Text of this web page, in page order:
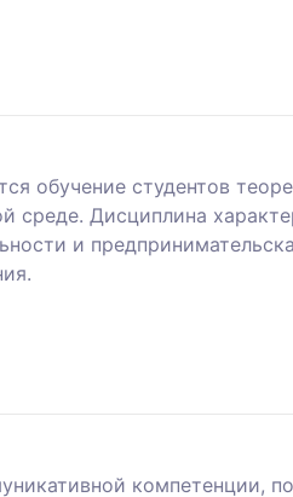
обучение студентов
среде. Дисциплина
и
компетенции,